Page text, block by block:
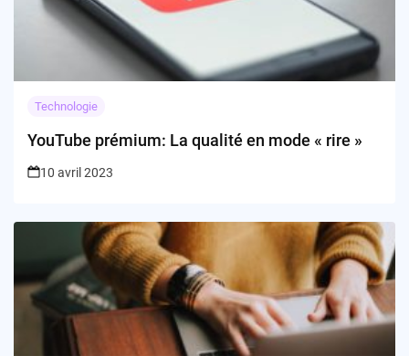
Technologie
YouTube prémium: La qualité en mode « rire »
10 avril 2023